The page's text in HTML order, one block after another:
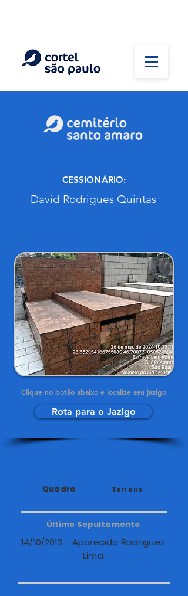
CESSIONÁRIO:
David Rodrigues Quintas
Clique no botão abaixo e localize seu jazigo
Rota para o Jazigo
Quadra Terreno
Último Sepultamento
14/10/2013 - Aparecida Rodriguez
Lima